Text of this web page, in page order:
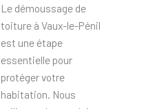
Le démoussage de
toiture à Vaux-le-Pénil
est une étape
essentielle pour
protéger votre
habitation. Nous